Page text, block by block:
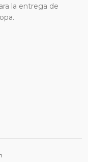
la entrega de